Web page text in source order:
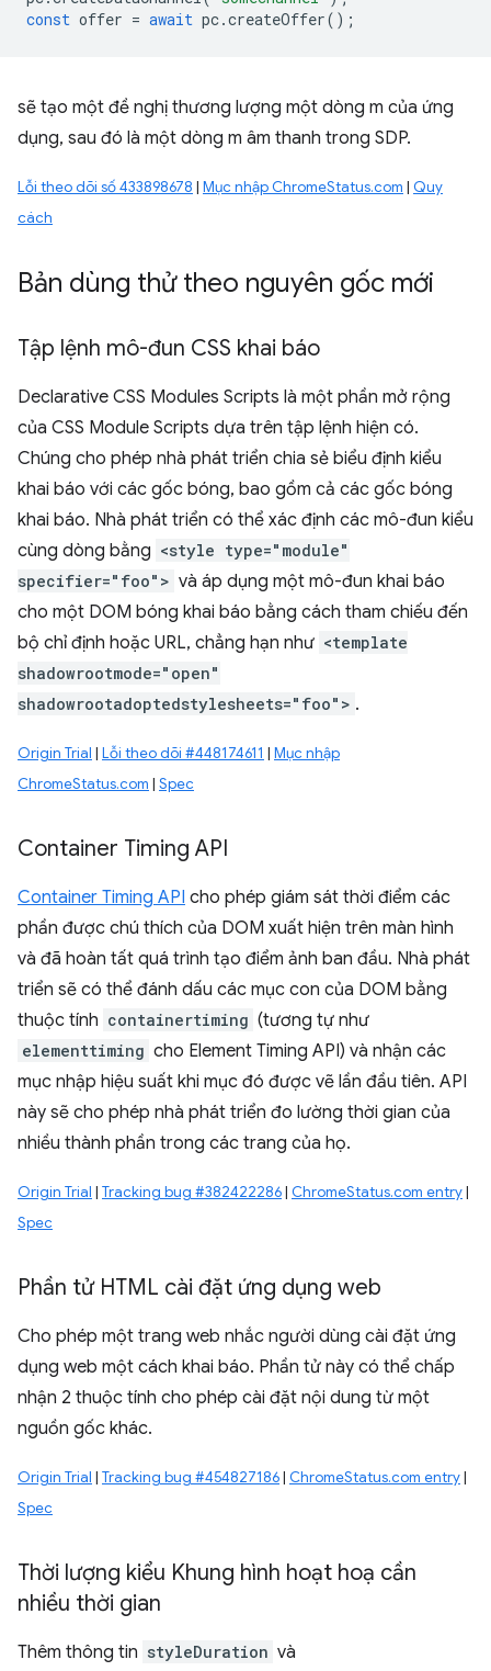
const offer = await pc.createOffer();
sẽ tạo một đề nghị thương lượng một dòng m của ứng
dụng, sau đó là một dòng m âm thanh trong SDP.
Lỗi theo dõi số 433898678 | Mục nhập ChromeStatus.com | Quy
cách
Bản dùng thử theo nguyên gốc mới
Tập lệnh mô-đun CSS khai báo
Declarative CSS Modules Scripts là một phần mở rộng
của CSS Module Scripts dựa trên tập lệnh hiện có.
Chúng cho phép nhà phát triển chia sẻ biểu định kiểu
khai báo với các gốc bóng, bao gồm cả các gốc bóng
khai báo. Nhà phát triển có thể xác định các mô-đun kiểu
cùng dòng bằng <style type="module"
specifier="foo"> và áp dụng một mô-đun khai báo
cho một DOM bóng khai báo bằng cách tham chiếu đến
bộ chỉ định hoặc URL, chẳng hạn như <template
shadowrootmode="open"
shadowrootadoptedstylesheets="foo"> .
Origin Trial | Lỗi theo dõi #448174611 | Mục nhập
ChromeStatus.com | Spec
Container Timing API
Container Timing API cho phép giám sát thời điểm các
phần được chú thích của DOM xuất hiện trên màn hình
và đã hoàn tất quá trình tạo điểm ảnh ban đầu. Nhà phát
triển sẽ có thể đánh dấu các mục con của DOM bằng
thuộc tính containertiming (tương tự như
elementtiming cho Element Timing API) và nhận các
mục nhập hiệu suất khi mục đó được vẽ lần đầu tiên. API
này sẽ cho phép nhà phát triển đo lường thời gian của
nhiều thành phần trong các trang của họ.
Origin Trial | Tracking bug #382422286| ChromeStatus.com entry|
Spec
Phần tử HTML cài đặt ứng dụng web
Cho phép một trang web nhắc người dùng cài đặt ứng
dụng web một cách khai báo. Phần tử này có thể chấp
nhận 2 thuộc tính cho phép cài đặt nội dung từ một
nguồn gốc khác.
Origin Trial | Tracking bug #454827186| ChromeStatus.com entry|
Spec
Thời lượng kiểu Khung hình hoạt hoạ cần
nhiều thời gian
Thêm thông tin styleDuration và